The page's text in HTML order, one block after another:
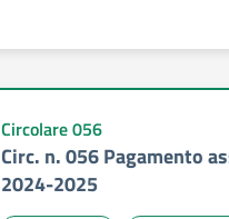
Circolare 056
Circ. n. 056 Pagamento
2024-2025